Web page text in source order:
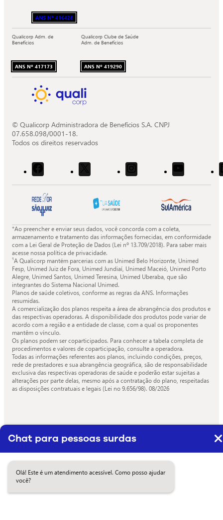
ANS Nº 416428
Qualicorp Adm. de
Benefícios
ANS Nº 417173
Qualicorp Clube de Saúde
Adm. de Benefícios
ANS Nº 419290
© Qualicorp Administradora de Benefícios S.A. CNPJ
07.658.098/0001-18.
Todos os direitos reservados
Acessar
o
Facebook
da
Quali.
Acessar
o
X
Quali.
Acessar
o
Instagram
Acessar
o
Youtube
Quali.
*Ao preencher e enviar seus dados, você concorda com a coleta,
armazenamento e tratamento das informações fornecidas, em conformidade
com a Lei Geral de Proteção de Dados (Lei nº 13.709/2018). Para saber mais
acesse nossa política de privacidade.
¹A Qualicorp mantém parcerias com as Unimed Belo Horizonte, Unimed
Fesp, Unimed Juiz de Fora, Unimed Jundiaí, Unimed Maceió, Unimed Porto
Alegre, Unimed Santos, Unimed Teresina, Unimed Uberaba, que são
integrantes do Sistema Nacional Unimed.
Planos de saúde coletivos, conforme as regras da ANS. Informações
resumidas.
A comercialização dos planos respeita a área de abrangência dos produtos e
das respectivas operadoras. A disponibilidade dos produtos pode variar de
acordo com a região e a entidade de classe, com a qual os proponentes
mantêm o vínculo.
Os planos podem ser coparticipados. Para conhecer a tabela completa de
procedimentos e valores de coparticipação, consulte a operadora.
Todas as informações referentes aos planos, incluindo condições, preços,
rede de prestadores e sua abrangência geográfica, são de responsabilidade
exclusiva das respectivas operadoras de saúde e poderão estar sujeitas a
alterações por parte delas, mesmo após a contratação do plano, respeitadas
as disposições contratuais e legais (Lei no 9.656/98). 08/2026
Chat para pessoas surdas
Olá! Este é um atendimento acessível. Como posso ajudar
você?